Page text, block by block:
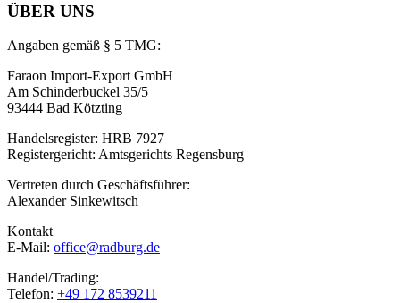
ÜBER UNS
Angaben gemäß § 5 TMG:
Faraon Import-Export GmbH
Am Schinderbuckel 35/5
93444 Bad Kötzting
Handelsregister: HRB 7927
Registergericht: Amtsgerichts Regensburg
Vertreten durch Geschäftsführer:
Alexander Sinkewitsch
Kontakt
E-Mail: office@radburg.de
Handel/Trading:
Telefon: +49 172 8539211